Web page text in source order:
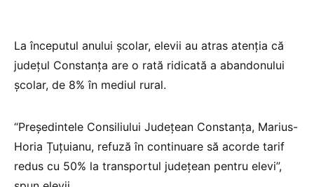
La începutul anului școlar, elevii au atras atenția că
județul Constanța are o rată ridicată a abandonului
școlar, de 8% în mediul rural.
“Președintele Consiliului Județean Constanța, Marius-
Horia Țuțuianu, refuză în continuare să acorde tarif
redus cu 50% la transportul județean pentru elevi”,